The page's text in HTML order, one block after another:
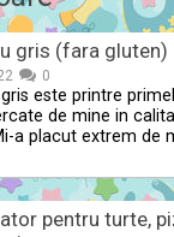
gris (fara gluten)
0
este printre
de mine in
a placut extrem de
pentru turte,